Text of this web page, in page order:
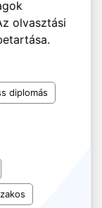
olvasztási
diplomás